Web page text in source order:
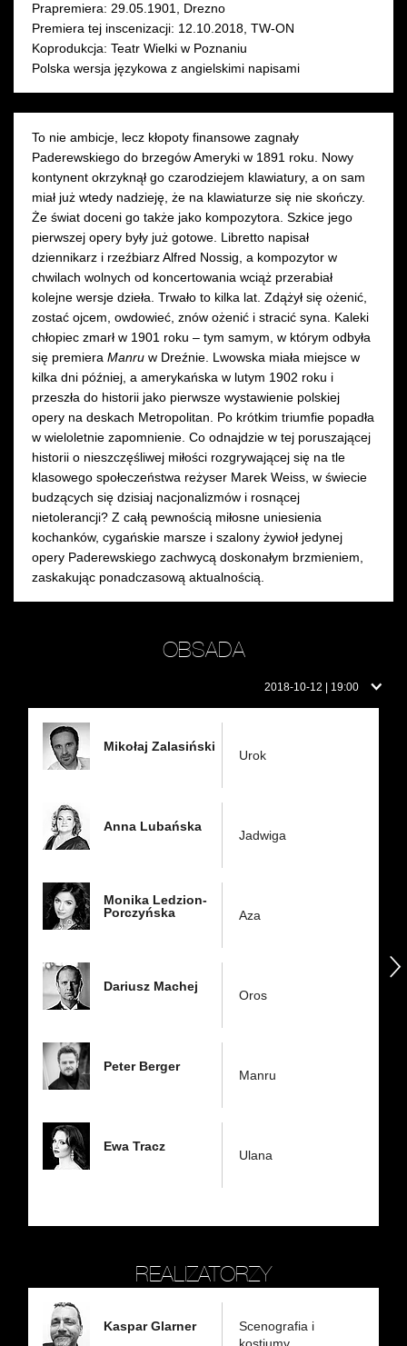
(Ulana),
Mikołaj
Zalasiński
Bieliński
12 PAŹDZIERNIKA 2018
piątek 19:00
Sala Moniuszki
14 PAŹDZIERNIKA 2018
niedziela 18:00
następny
Prapremiera: 29.05.1901, Drezno
Premiera tej inscenizacji: 12.10.2018, TW-ON
Koprodukcja: Teatr Wielki w Poznaniu
Polska wersja językowa z angielskimi napisami
To nie ambicje, lecz kłopoty finansowe zagnały
Paderewskiego do brzegów Ameryki w 1891 roku. Nowy
kontynent okrzyknął go czarodziejem klawiatury, a on sam
miał już wtedy nadzieję, że na klawiaturze się nie skończy.
Że świat doceni go także jako kompozytora. Szkice jego
pierwszej opery były już gotowe. Libretto napisał
dziennikarz i rzeźbiarz Alfred Nossig, a kompozytor w
chwilach wolnych od koncertowania wciąż przerabiał
kolejne wersje dzieła. Trwało to kilka lat. Zdążył się ożenić,
zostać ojcem, owdowieć, znów ożenić i stracić syna. Kaleki
chłopiec zmarł w 1901 roku – tym samym, w którym odbyła
się premiera Manru w Dreźnie. Lwowska miała miejsce w
kilka dni później, a amerykańska w lutym 1902 roku i
przeszła do historii jako pierwsze wystawienie polskiej
opery na deskach Metropolitan. Po krótkim triumfie popadła
w wieloletnie zapomnienie. Co odnajdzie w tej poruszającej
historii o nieszczęśliwej miłości rozgrywającej się na tle
klasowego społeczeństwa reżyser Marek Weiss, w świecie
budzących się dzisiaj nacjonalizmów i rosnącej
nietolerancji? Z całą pewnością miłosne uniesienia
kochanków, cygańskie marsze i szalony żywioł jedynej
opery Paderewskiego zachwycą doskonałym brzmieniem,
zaskakując ponadczasową aktualnością.
OBSADA
dniu:
2018-10-12 | 19:00
Mikołaj Zalasiński
Urok
Anna Lubańska
Jadwiga
Monika Ledzion-
Porczyńska
Aza
Dariusz Machej
Oros
Peter Berger
Manru
Ewa Tracz
Ulana
REALIZATORZY
Kaspar Glarner
Scenografia i